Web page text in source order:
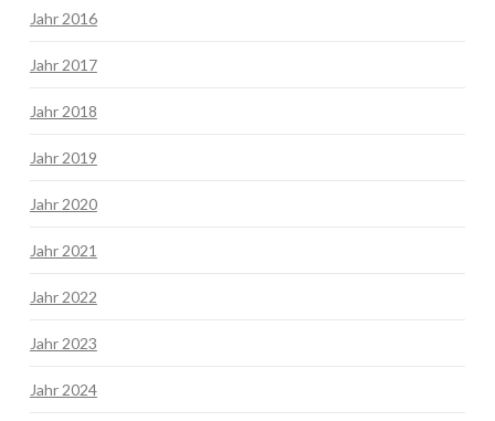
Jahr 2016
Jahr 2017
Jahr 2018
Jahr 2019
Jahr 2020
Jahr 2021
Jahr 2022
Jahr 2023
Jahr 2024